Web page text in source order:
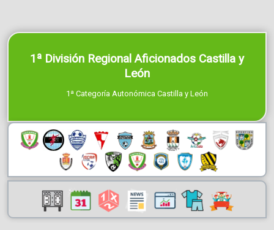
1ª División Regional Aficionados Castilla y
León
1ª Categoría Autonómica Castilla y León